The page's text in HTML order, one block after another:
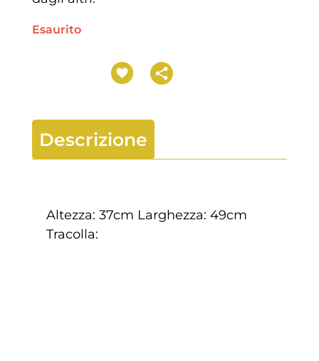
Esaurito
Descrizione
Altezza: 37cm Larghezza: 49cm
Tracolla: